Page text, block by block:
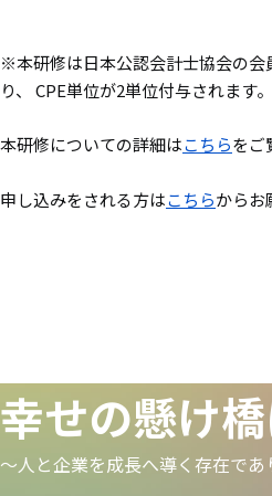
※本研修は日本公認会計士協会の会
り、 CPE単位が2単位付与されます。
本研修についての詳細はこちらをご
申し込みをされる方はこちらからお
幸せの懸け
〜人と企業を成長へ導く存在であ